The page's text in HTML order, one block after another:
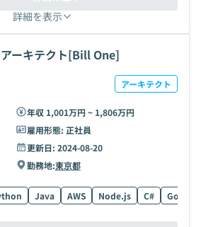
詳細を表示
ーキテクト[Bill One]
アーキテクト
年収 1,001万円 ~ 1,806万円
雇用形態: 正社員
更新日: 2024-08-20
勤務地:東京都
Java AWS Node.js C# Go